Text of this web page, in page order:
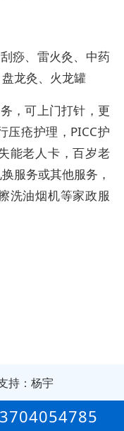
痧、雷火灸、中药
龙灸、火龙罐
，可上门打针，更
压疮护理，PICC护
能老人卡，百岁老
服务或其他服务，
洗油烟机等家政服
持：杨宇